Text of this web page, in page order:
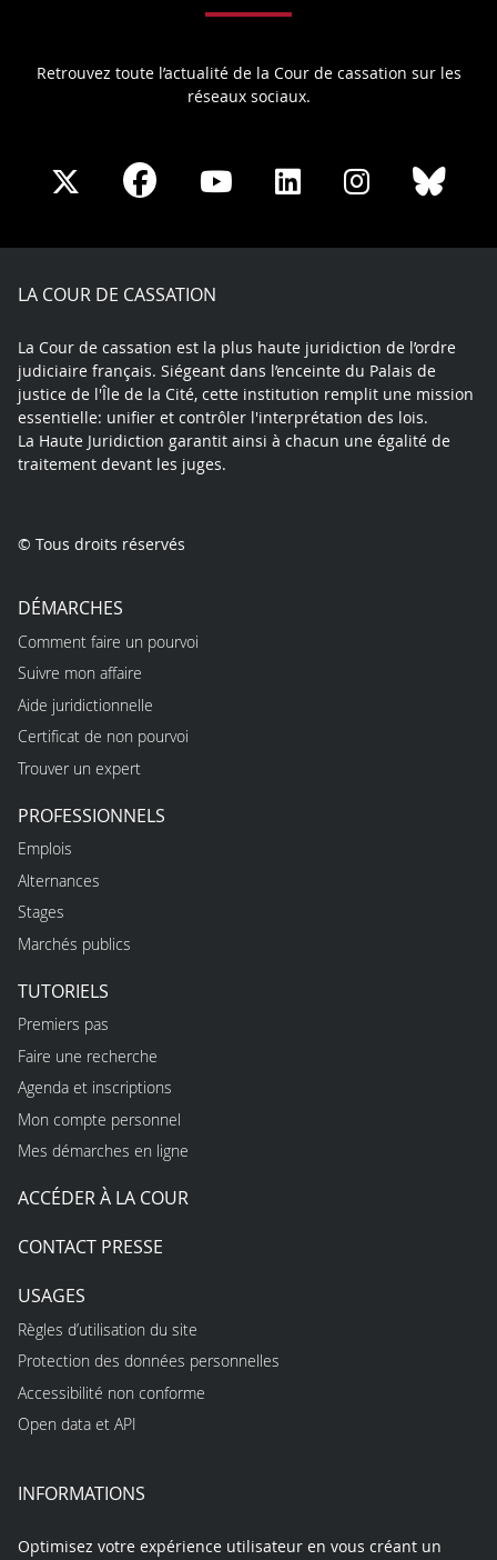
Retrouvez toute l’actualité de la Cour de cassation sur les
réseaux sociaux.
Share
X
Share
Facebook
Share
Youtube
Share
LinkedIn
Share
Instagram
LA COUR DE CASSATION
La Cour de cassation est la plus haute juridiction de l’ordre
judiciaire français. Siégeant dans l’enceinte du Palais de
justice de l'Île de la Cité, cette institution remplit une mission
essentielle: unifier et contrôler l'interprétation des lois.
La Haute Juridiction garantit ainsi à chacun une égalité de
traitement devant les juges.
© Tous droits réservés
DÉMARCHES
Comment faire un pourvoi
Suivre mon affaire
Aide juridictionnelle
Certificat de non pourvoi
Trouver un expert
PROFESSIONNELS
Emplois
Alternances
Stages
Marchés publics
TUTORIELS
Premiers pas
Faire une recherche
Agenda et inscriptions
Mon compte personnel
Mes démarches en ligne
ACCÉDER À LA COUR
CONTACT PRESSE
USAGES
Règles d’utilisation du site
Protection des données personnelles
Accessibilité non conforme
Open data et API
INFORMATIONS
Optimisez votre expérience utilisateur en vous créant un